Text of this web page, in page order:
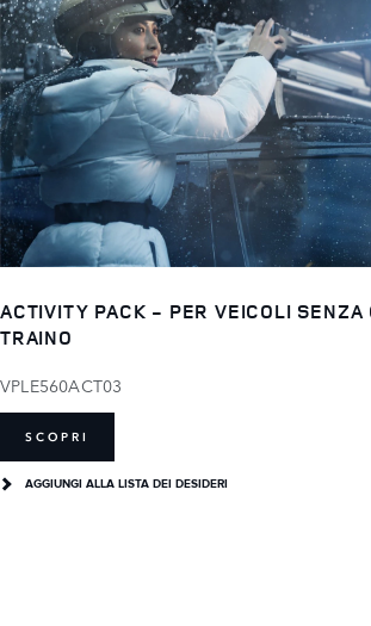
ACTIVITY PACK - PER VEICOLI SENZA
TRAINO
VPLE560ACT03
SCOPRI
AGGIUNGI ALLA LISTA DEI DESIDERI